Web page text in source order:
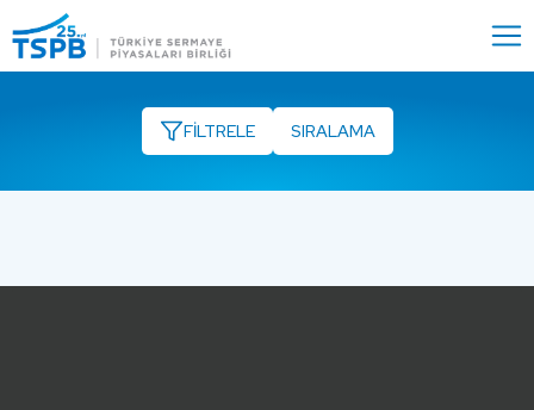
Close
FİLTRELE